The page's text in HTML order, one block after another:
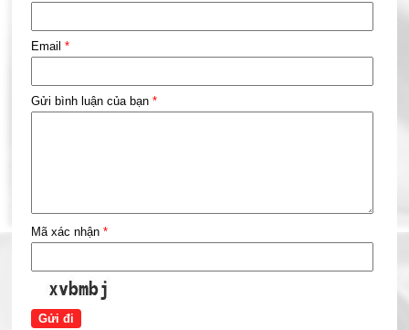
Email *
Gửi bình luận của bạn *
Mã xác nhận *